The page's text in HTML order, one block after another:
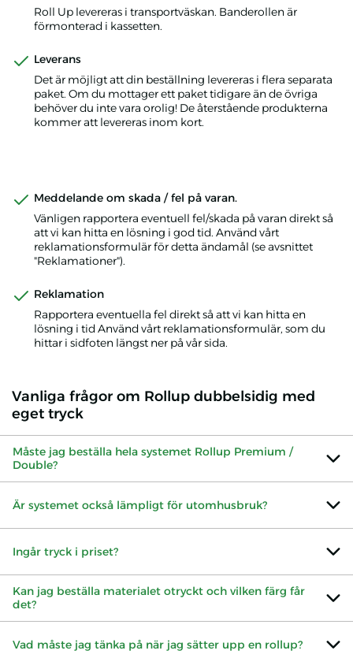
Roll Up levereras i transportväskan. Banderollen är
förmonterad i kassetten.
Leverans
Det är möjligt att din beställning levereras i flera separata
paket. Om du mottager ett paket tidigare än de övriga
behöver du inte vara orolig! De återstående produkterna
kommer att levereras inom kort.
Meddelande om skada / fel på varan.
Vänligen rapportera eventuell fel/skada på varan direkt så
att vi kan hitta en lösning i god tid. Använd vårt
reklamationsformulär för detta ändamål (se avsnittet
"Reklamationer").
Reklamation
Rapportera eventuella fel direkt så att vi kan hitta en
lösning i tid Använd vårt reklamationsformulär, som du
hittar i sidfoten längst ner på vår sida.
Vanliga frågor om Rollup dubbelsidig med
eget tryck
Måste jag beställa hela systemet Rollup Premium /
Double?
Är systemet också lämpligt för utomhusbruk?
Ingår tryck i priset?
Kan jag beställa materialet otryckt och vilken färg får
det?
Vad måste jag tänka på när jag sätter upp en rollup?